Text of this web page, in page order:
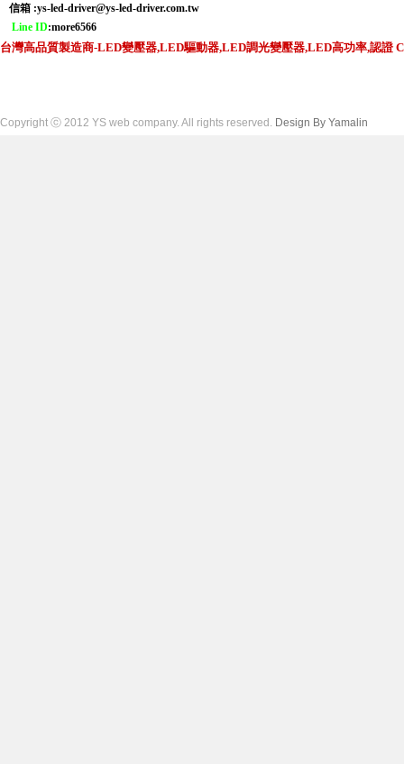
信箱 :ys-led-driver@ys-led-driver.com.tw
Line ID:more6566
台灣高品質製造商-LED變壓器,LED驅動器,LED調光變壓器,LED高功率,認證
Copyright ⓒ 2012 YS web company. All rights reserved. Design By Yamalin